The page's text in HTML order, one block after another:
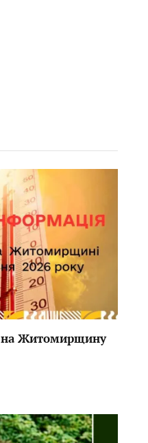
на Житомирщину